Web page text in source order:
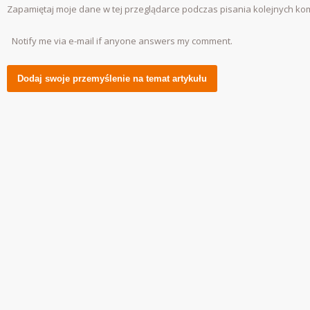
Zapamiętaj moje dane w tej przeglądarce podczas pisania kolejnych
Notify me via e-mail if anyone answers my comment.